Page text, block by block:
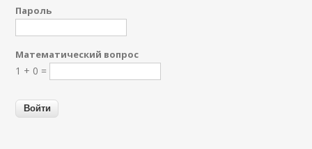
Пароль
Математический вопрос
1 + 0 =